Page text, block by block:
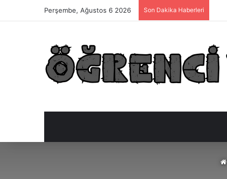
Perşembe, Ağustos 6 2026 Son Dakika Haberleri